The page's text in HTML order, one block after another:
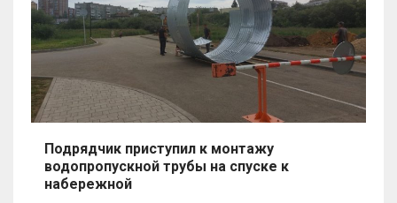
Подрядчик приступил к монтажу
водопропускной трубы на спуске к
набережной